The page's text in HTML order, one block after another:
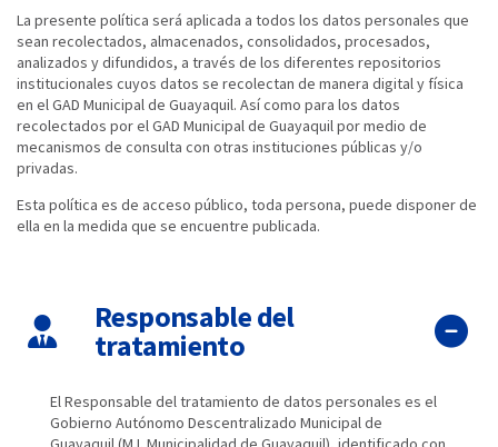
La presente política será aplicada a todos los datos personales que
sean recolectados, almacenados, consolidados, procesados,
analizados y difundidos, a través de los diferentes repositorios
institucionales cuyos datos se recolectan de manera digital y física
en el GAD Municipal de Guayaquil. Así como para los datos
recolectados por el GAD Municipal de Guayaquil por medio de
mecanismos de consulta con otras instituciones públicas y/o
privadas.
Esta política es de acceso público, toda persona, puede disponer de
ella en la medida que se encuentre publicada.
Responsable del
tratamiento
El Responsable del tratamiento de datos personales es el
Gobierno Autónomo Descentralizado Municipal de